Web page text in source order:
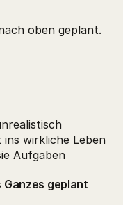
oben geplant.
ins wirkliche Leben
Aufgaben
Ganzes geplant